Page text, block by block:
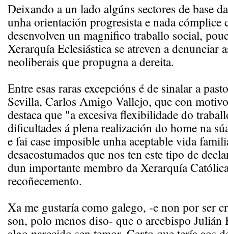
Deixando a un lado algúns sectores de base
unha orientación progresista e nada cómplice
desenvolven un magnifico traballo social,
Xerarquía Eclesiástica se atreven a denunciar
neoliberais que propugna a dereita.
Entre esas raras excepcións é de sinalar a
Sevilla, Carlos Amigo Vallejo, que con
destaca que "a excesiva flexibilidade do
dificultades á plena realización do home na
e fai case imposible unha aceptable vida
desacostumados que nos ten este tipo de
dun importante membro da Xerarquía
recoñecemento.
Xa me gustaría como galego, -e non por ser
son, polo menos diso- que o arcebispo Julián